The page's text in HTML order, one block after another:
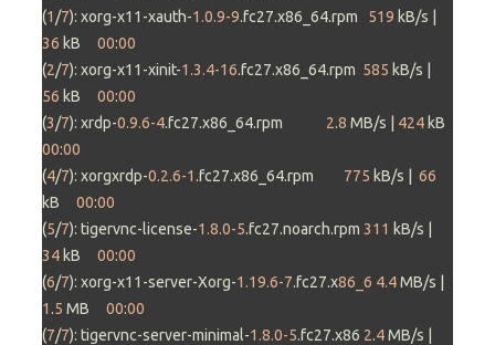
(1 /7): xorg-x11-xauth-1.0.9-9.fc27.x86_64.rpm 519
36 kB 00:00
(2/7): xorg-x11-xinit-1.3.4-16.fc27.x86_64.rpm 585
56 kB 00:00
(3/7): xrdp-0.9.6-4.fc27.x86_64.rpm 2.8 MB/s | 424
00:00
(4/7): xorgxrdp-0.2.6-1 .fc27.x86_64.rpm 775 kB/s | 66
kB 00:00
(5/7): tigervnc-license-1.8.0-5.fc27.noarch.rpm 311
34 kB 00:00
(6/7): xorg-x11-server-Xorg-1.19.6-7.fc27.x86_6 4.4
1 .5 MB 00:00
(7/7): tigervnc-server-minimal-1.8.0-5.fc27.x86 2.4